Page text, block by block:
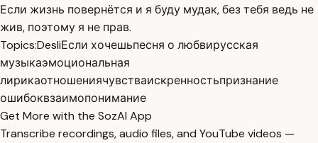
Если жизнь повернётся и я буду мудак, без тебя ведь не
жив, поэтому я не прав.
Topics:DesliЕсли хочешьпесня о любвирусская
музыкаэмоциональная
лирикаотношениячувстваискренностьпризнание
ошибоквзаимопонимание
Get More with the SozAI App
Transcribe recordings, audio files, and YouTube videos —